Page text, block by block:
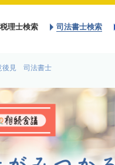
税理士検索 司法書士検索
後見 司法書士